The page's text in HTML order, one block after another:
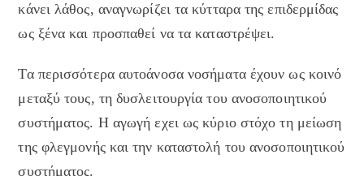
κάνει λάθος, αναγνωρίζει τα κύτταρα της επιδερμίδας
ως ξένα και προσπαθεί να τα καταστρέψει.
Τα περισσότερα αυτοάνοσα νοσήματα έχουν ως κοινό
μεταξύ τους, τη δυσλειτουργία του ανοσοποιητικού
συστήματος. Η αγωγή εχει ως κύριο στόχο τη μείωση
της φλεγμονής και την καταστολή του ανοσοποιητικού
συστήματος.